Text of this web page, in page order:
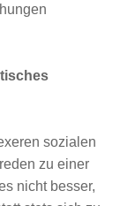
sozialen
zu einer
nicht besser,